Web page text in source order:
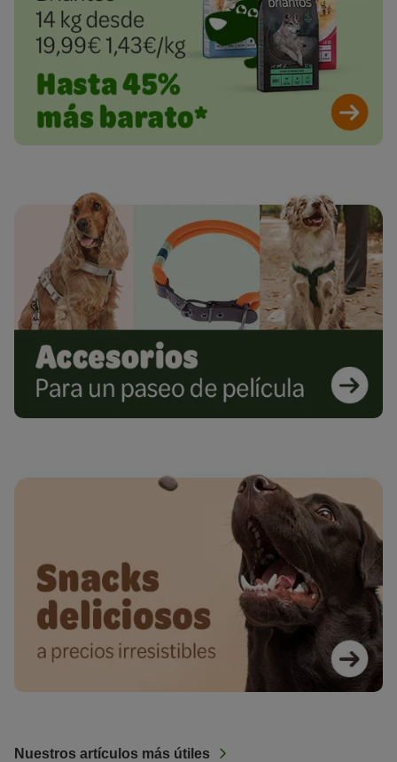
Nuestros artículos más útiles